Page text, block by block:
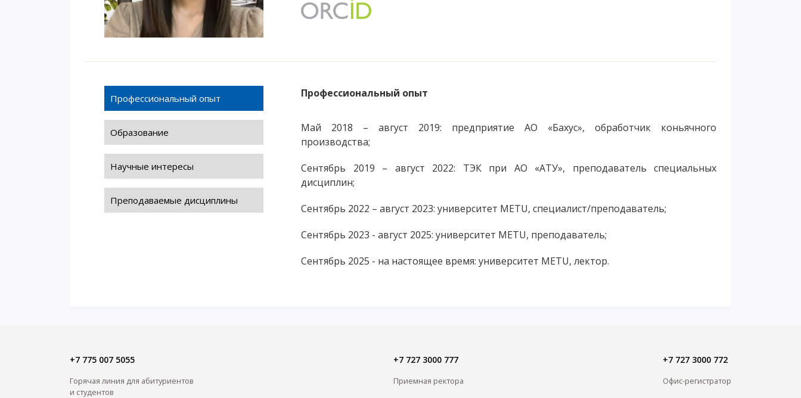
Профессиональный опыт
Образование
Научные интересы
Преподаваемые дисциплины
Профессиональный опыт
Май 2018 – август 2019: предприятие АО «Бахус», обработчик коньячного
производства;
Сентябрь 2019 – август 2022: ТЭК при АО «АТУ», преподаватель специальных
дисциплин;
Сентябрь 2022 – август 2023: университет METU, специалист/преподаватель;
Сентябрь 2023 - август 2025: университет METU, преподаватель;
Сентябрь 2025 - на настоящее время: университет METU, лектор.
+7 775 007 5055
Горячая линия для абитуриентов
и студентов
+7 727 3000 777
Приемная ректора
+7 727 3000 772
Офис-регистратор